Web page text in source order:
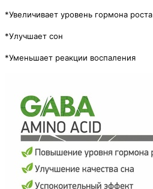
*Увеличивает уровень гормона роста
*Улучшает сон
*Уменьшает реакции воспаления